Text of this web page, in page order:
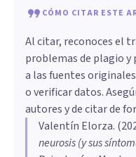
CÓMO CITAR ESTE
Al citar, reconoces el
problemas de plagio
a las fuentes
o verificar datos.
autores y de citar de
Valentín Elorza. (
neurosis (y sus